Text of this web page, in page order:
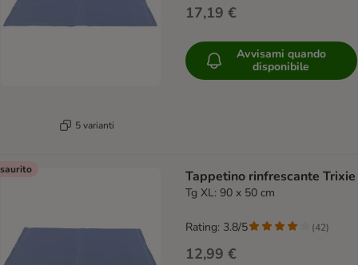
5 varianti
17,19 €
Avvisami quando
disponibile
Tappetino rinfrescante Trixie
Tg XL: 90 x 50 cm
12,99 €
Rating: 3.8/5 (42)